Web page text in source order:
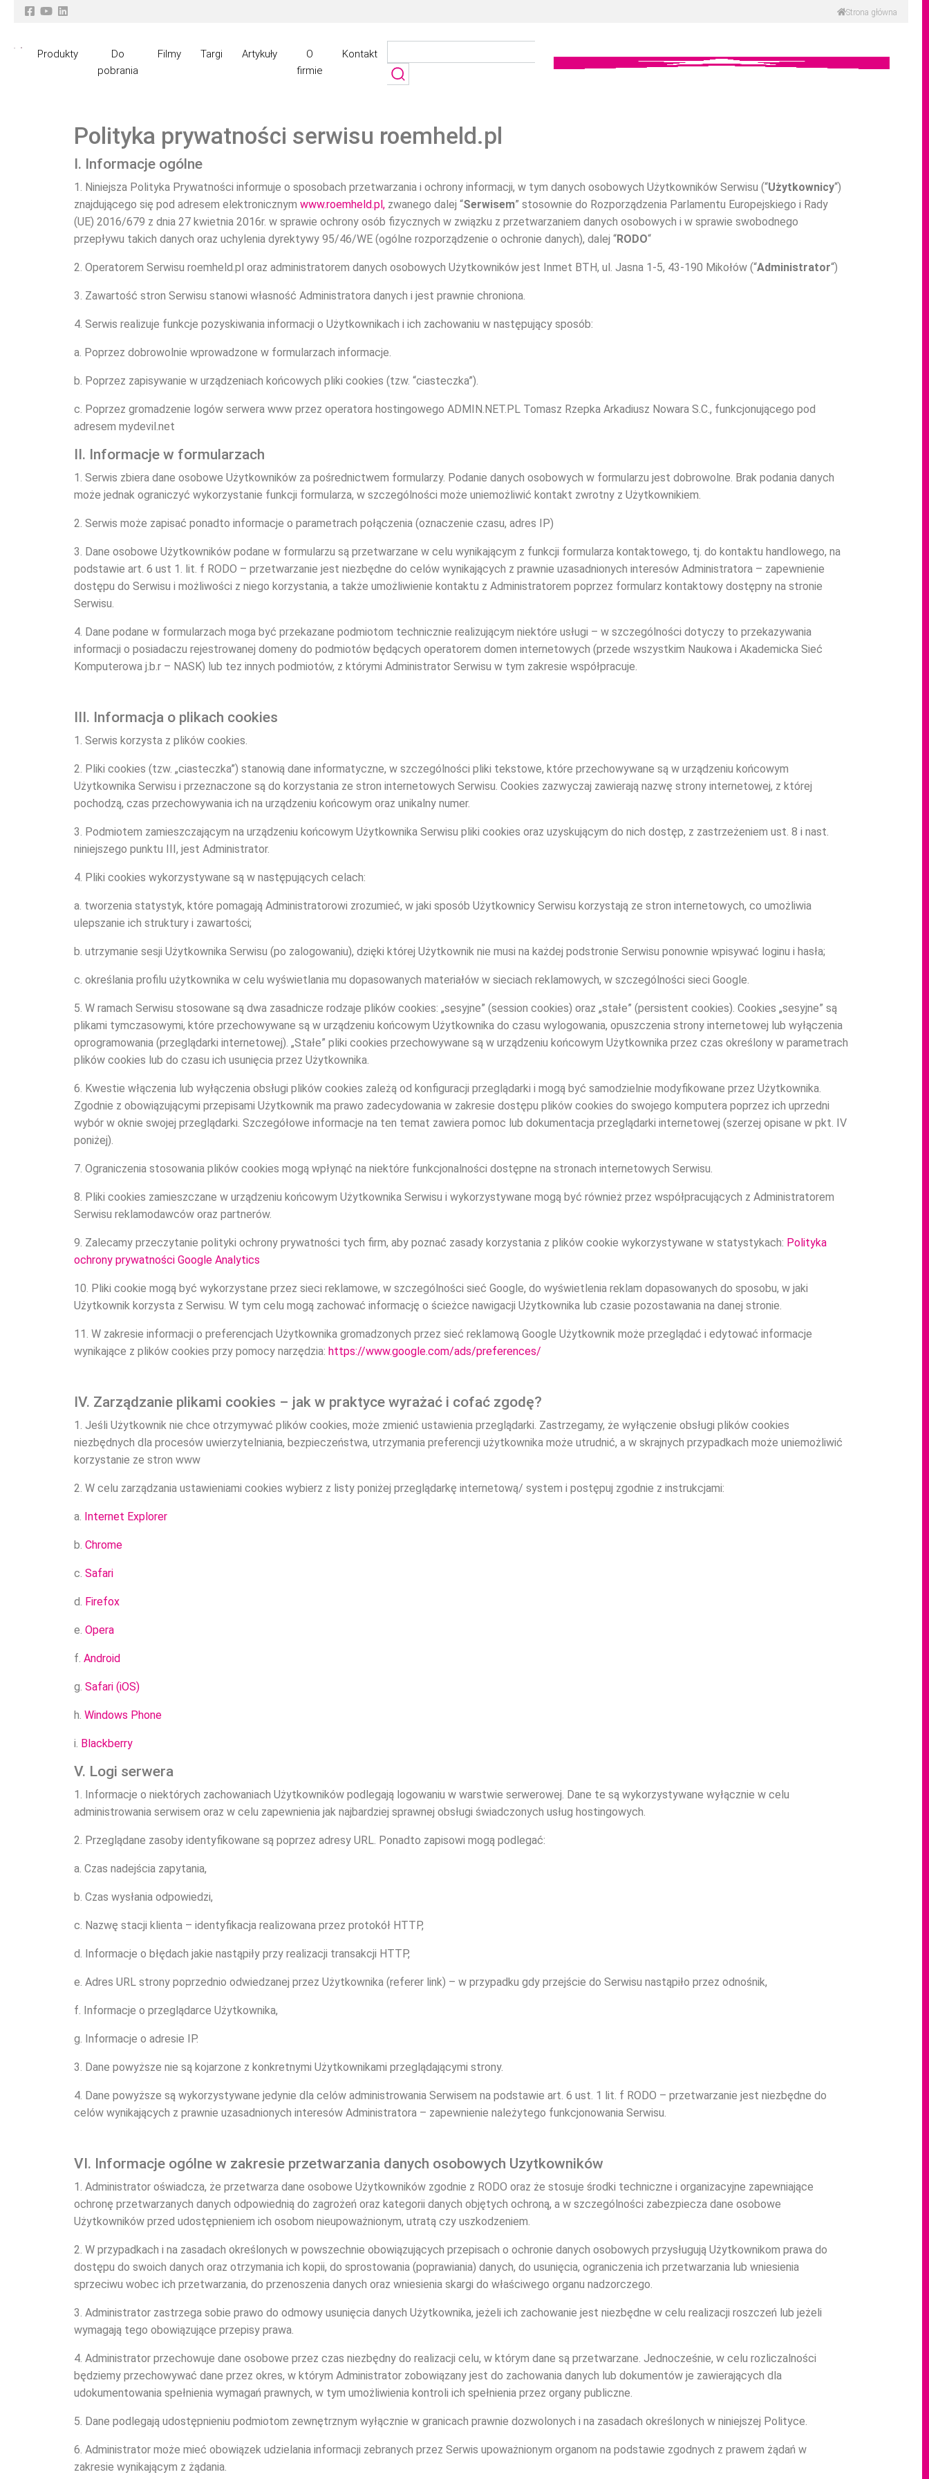
Strona główna
Produkty
Do
pobrania
Filmy Targi Artykuły
O
firmie
Kontakt
Polityka prywatności serwisu roemheld.pl
I. Informacje ogólne
1. Niniejsza Polityka Prywatności informuje o sposobach przetwarzania i ochrony informacji, w tym danych osobowych Użytkowników Serwisu (“Użytkownicy“)
znajdującego się pod adresem elektronicznym www.roemheld.pl, zwanego dalej “Serwisem” stosownie do Rozporządzenia Parlamentu Europejskiego i Rady
(UE) 2016/679 z dnia 27 kwietnia 2016r. w sprawie ochrony osób fizycznych w związku z przetwarzaniem danych osobowych i w sprawie swobodnego
przepływu takich danych oraz uchylenia dyrektywy 95/46/WE (ogólne rozporządzenie o ochronie danych), dalej “RODO“
2. Operatorem Serwisu roemheld.pl oraz administratorem danych osobowych Użytkowników jest Inmet BTH, ul. Jasna 1-5, 43-190 Mikołów (“Administrator“)
3. Zawartość stron Serwisu stanowi własność Administratora danych i jest prawnie chroniona.
4. Serwis realizuje funkcje pozyskiwania informacji o Użytkownikach i ich zachowaniu w następujący sposób:
a. Poprzez dobrowolnie wprowadzone w formularzach informacje.
b. Poprzez zapisywanie w urządzeniach końcowych pliki cookies (tzw. “ciasteczka”).
c. Poprzez gromadzenie logów serwera www przez operatora hostingowego ADMIN.NET.PL Tomasz Rzepka Arkadiusz Nowara S.C., funkcjonującego pod
adresem mydevil.net
II. Informacje w formularzach
1. Serwis zbiera dane osobowe Użytkowników za pośrednictwem formularzy. Podanie danych osobowych w formularzu jest dobrowolne. Brak podania danych
może jednak ograniczyć wykorzystanie funkcji formularza, w szczególności może uniemożliwić kontakt zwrotny z Użytkownikiem.
2. Serwis może zapisać ponadto informacje o parametrach połączenia (oznaczenie czasu, adres IP)
3. Dane osobowe Użytkowników podane w formularzu są przetwarzane w celu wynikającym z funkcji formularza kontaktowego, tj. do kontaktu handlowego, na
podstawie art. 6 ust 1. lit. f RODO – przetwarzanie jest niezbędne do celów wynikających z prawnie uzasadnionych interesów Administratora – zapewnienie
dostępu do Serwisu i możliwości z niego korzystania, a także umożliwienie kontaktu z Administratorem poprzez formularz kontaktowy dostępny na stronie
Serwisu.
4. Dane podane w formularzach moga być przekazane podmiotom technicznie realizującym niektóre usługi – w szczególności dotyczy to przekazywania
informacji o posiadaczu rejestrowanej domeny do podmiotów będących operatorem domen internetowych (przede wszystkim Naukowa i Akademicka Sieć
Komputerowa j.b.r – NASK) lub tez innych podmiotów, z którymi Administrator Serwisu w tym zakresie współpracuje.
III. Informacja o plikach cookies
1. Serwis korzysta z plików cookies.
2. Pliki cookies (tzw. „ciasteczka”) stanowią dane informatyczne, w szczególności pliki tekstowe, które przechowywane są w urządzeniu końcowym
Użytkownika Serwisu i przeznaczone są do korzystania ze stron internetowych Serwisu. Cookies zazwyczaj zawierają nazwę strony internetowej, z której
pochodzą, czas przechowywania ich na urządzeniu końcowym oraz unikalny numer.
3. Podmiotem zamieszczającym na urządzeniu końcowym Użytkownika Serwisu pliki cookies oraz uzyskującym do nich dostęp, z zastrzeżeniem ust. 8 i nast.
niniejszego punktu III, jest Administrator.
4. Pliki cookies wykorzystywane są w następujących celach:
a. tworzenia statystyk, które pomagają Administratorowi zrozumieć, w jaki sposób Użytkownicy Serwisu korzystają ze stron internetowych, co umożliwia
ulepszanie ich struktury i zawartości;
b. utrzymanie sesji Użytkownika Serwisu (po zalogowaniu), dzięki której Użytkownik nie musi na każdej podstronie Serwisu ponownie wpisywać loginu i hasła;
c. określania profilu użytkownika w celu wyświetlania mu dopasowanych materiałów w sieciach reklamowych, w szczególności sieci Google.
5. W ramach Serwisu stosowane są dwa zasadnicze rodzaje plików cookies: „sesyjne” (session cookies) oraz „stałe” (persistent cookies). Cookies „sesyjne” są
plikami tymczasowymi, które przechowywane są w urządzeniu końcowym Użytkownika do czasu wylogowania, opuszczenia strony internetowej lub wyłączenia
oprogramowania (przeglądarki internetowej). „Stałe” pliki cookies przechowywane są w urządzeniu końcowym Użytkownika przez czas określony w parametrach
plików cookies lub do czasu ich usunięcia przez Użytkownika.
6. Kwestie włączenia lub wyłączenia obsługi plików cookies zależą od konfiguracji przeglądarki i mogą być samodzielnie modyfikowane przez Użytkownika.
Zgodnie z obowiązującymi przepisami Użytkownik ma prawo zadecydowania w zakresie dostępu plików cookies do swojego komputera poprzez ich uprzedni
wybór w oknie swojej przeglądarki. Szczegółowe informacje na ten temat zawiera pomoc lub dokumentacja przeglądarki internetowej (szerzej opisane w pkt. IV
poniżej).
7. Ograniczenia stosowania plików cookies mogą wpłynąć na niektóre funkcjonalności dostępne na stronach internetowych Serwisu.
8. Pliki cookies zamieszczane w urządzeniu końcowym Użytkownika Serwisu i wykorzystywane mogą być również przez współpracujących z Administratorem
Serwisu reklamodawców oraz partnerów.
9. Zalecamy przeczytanie polityki ochrony prywatności tych firm, aby poznać zasady korzystania z plików cookie wykorzystywane w statystykach: Polityka
ochrony prywatności Google Analytics
10. Pliki cookie mogą być wykorzystane przez sieci reklamowe, w szczególności sieć Google, do wyświetlenia reklam dopasowanych do sposobu, w jaki
Użytkownik korzysta z Serwisu. W tym celu mogą zachować informację o ścieżce nawigacji Użytkownika lub czasie pozostawania na danej stronie.
11. W zakresie informacji o preferencjach Użytkownika gromadzonych przez sieć reklamową Google Użytkownik może przeglądać i edytować informacje
wynikające z plików cookies przy pomocy narzędzia: https://www.google.com/ads/preferences/
IV. Zarządzanie plikami cookies – jak w praktyce wyrażać i cofać zgodę?
1. Jeśli Użytkownik nie chce otrzymywać plików cookies, może zmienić ustawienia przeglądarki. Zastrzegamy, że wyłączenie obsługi plików cookies
niezbędnych dla procesów uwierzytelniania, bezpieczeństwa, utrzymania preferencji użytkownika może utrudnić, a w skrajnych przypadkach może uniemożliwić
korzystanie ze stron www
2. W celu zarządzania ustawieniami cookies wybierz z listy poniżej przeglądarkę internetową/ system i postępuj zgodnie z instrukcjami:
a. Internet Explorer
b. Chrome
c. Safari
d. Firefox
e. Opera
f. Android
g. Safari (iOS)
h. Windows Phone
i. Blackberry
V. Logi serwera
1. Informacje o niektórych zachowaniach Użytkowników podlegają logowaniu w warstwie serwerowej. Dane te są wykorzystywane wyłącznie w celu
administrowania serwisem oraz w celu zapewnienia jak najbardziej sprawnej obsługi świadczonych usług hostingowych.
2. Przeglądane zasoby identyfikowane są poprzez adresy URL. Ponadto zapisowi mogą podlegać:
a. Czas nadejścia zapytania,
b. Czas wysłania odpowiedzi,
c. Nazwę stacji klienta – identyfikacja realizowana przez protokół HTTP,
d. Informacje o błędach jakie nastąpiły przy realizacji transakcji HTTP,
e. Adres URL strony poprzednio odwiedzanej przez Użytkownika (referer link) – w przypadku gdy przejście do Serwisu nastąpiło przez odnośnik,
f. Informacje o przeglądarce Użytkownika,
g. Informacje o adresie IP.
3. Dane powyższe nie są kojarzone z konkretnymi Użytkownikami przeglądającymi strony.
4. Dane powyższe są wykorzystywane jedynie dla celów administrowania Serwisem na podstawie art. 6 ust. 1 lit. f RODO – przetwarzanie jest niezbędne do
celów wynikających z prawnie uzasadnionych interesów Administratora – zapewnienie należytego funkcjonowania Serwisu.
VI. Informacje ogólne w zakresie przetwarzania danych osobowych Uzytkowników
1. Administrator oświadcza, że przetwarza dane osobowe Użytkowników zgodnie z RODO oraz że stosuje środki techniczne i organizacyjne zapewniające
ochronę przetwarzanych danych odpowiednią do zagrożeń oraz kategorii danych objętych ochroną, a w szczególności zabezpiecza dane osobowe
Użytkowników przed udostępnieniem ich osobom nieupoważnionym, utratą czy uszkodzeniem.
2. W przypadkach i na zasadach określonych w powszechnie obowiązujących przepisach o ochronie danych osobowych przysługują Użytkownikom prawa do
dostępu do swoich danych oraz otrzymania ich kopii, do sprostowania (poprawiania) danych, do usunięcia, ograniczenia ich przetwarzania lub wniesienia
sprzeciwu wobec ich przetwarzania, do przenoszenia danych oraz wniesienia skargi do właściwego organu nadzorczego.
3. Administrator zastrzega sobie prawo do odmowy usunięcia danych Użytkownika, jeżeli ich zachowanie jest niezbędne w celu realizacji roszczeń lub jeżeli
wymagają tego obowiązujące przepisy prawa.
4. Administrator przechowuje dane osobowe przez czas niezbędny do realizacji celu, w którym dane są przetwarzane. Jednocześnie, w celu rozliczalności
będziemy przechowywać dane przez okres, w którym Administrator zobowiązany jest do zachowania danych lub dokumentów je zawierających dla
udokumentowania spełnienia wymagań prawnych, w tym umożliwienia kontroli ich spełnienia przez organy publiczne.
5. Dane podlegają udostępnieniu podmiotom zewnętrznym wyłącznie w granicach prawnie dozwolonych i na zasadach określonych w niniejszej Polityce.
6. Administrator może mieć obowiązek udzielania informacji zebranych przez Serwis upoważnionym organom na podstawie zgodnych z prawem żądań w
zakresie wynikającym z żądania.